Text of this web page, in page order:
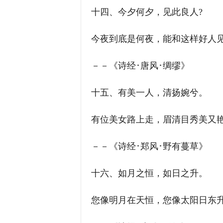
十四、今夕何夕，见此良人?
今夜到底是何夜，能和这样好人
－－《诗经･唐风･绸缪》
十五、有美一人，清扬婉兮。
有位美女路上走，眉清目秀美又艳
－－《诗经･郑风･野有蔓草》
十六、如月之恒，如日之升。
您像明月在天恒，您像太阳日东升